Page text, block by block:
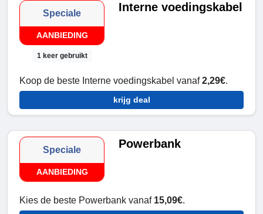
Speciale
AANBIEDING
1 keer gebruikt
Interne voedingskabel
Koop de beste Interne voedingskabel vanaf2,29€.
krijg deal
Speciale
AANBIEDING
Powerbank
Kies de beste Powerbank vanaf 15,09€.